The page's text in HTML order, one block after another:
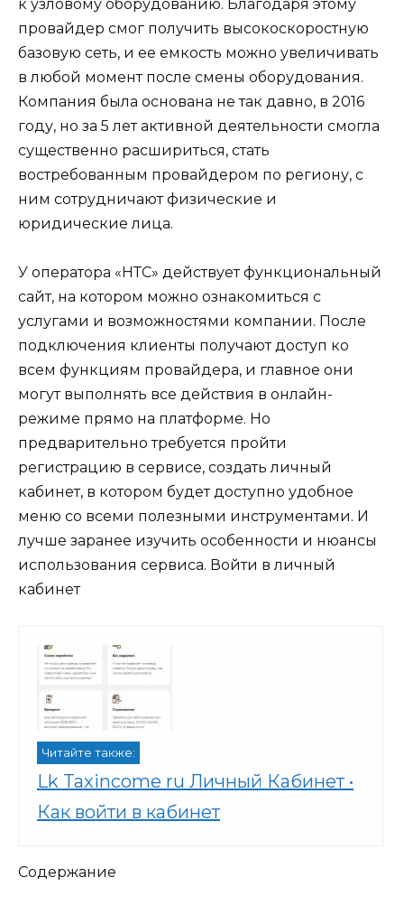
к узловому оборудованию. Благодаря этому
провайдер смог получить высокоскоростную
базовую сеть, и ее емкость можно увеличивать
в любой момент после смены оборудования.
Компания была основана не так давно, в 2016
году, но за 5 лет активной деятельности смогла
существенно расшириться, стать
востребованным провайдером по региону, с
ним сотрудничают физические и
юридические лица.
У оператора «НТС» действует функциональный
сайт, на котором можно ознакомиться с
услугами и возможностями компании. После
подключения клиенты получают доступ ко
всем функциям провайдера, и главное они
могут выполнять все действия в онлайн-
режиме прямо на платформе. Но
предварительно требуется пройти
регистрацию в сервисе, создать личный
кабинет, в котором будет доступно удобное
меню со всеми полезными инструментами. И
лучше заранее изучить особенности и нюансы
использования сервиса. Войти в личный
кабинет
Читайте также:
Lk Taxincome ru Личный Кабинет •
Как войти в кабинет
Содержание